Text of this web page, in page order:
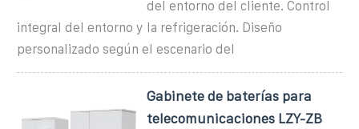
del entorno del cliente. Control
integral del entorno y la refrigeración. Diseño
personalizado según el escenario del
Gabinete de baterías para
telecomunicaciones LZY-ZB